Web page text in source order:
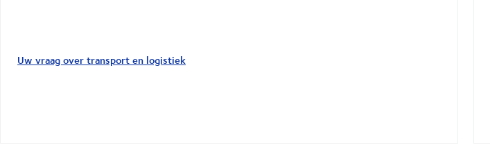
Uw vraag over transport en logistiek